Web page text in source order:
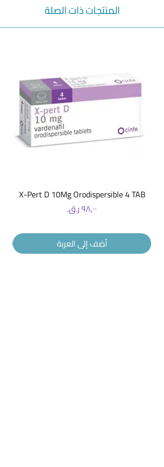
X-Pert D 10Mg Orodispersible 4 TAB
السعر
أضِف إلى العربة